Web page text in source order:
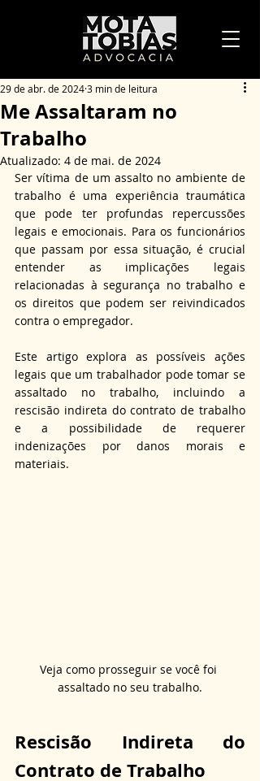
Me Assaltaram no
Trabalho
29 de abr. de 20243 min de leitura
Atualizado: 4 de mai. de 2024
Ser vítima de um assalto no ambiente de
trabalho é uma experiência traumática
que pode ter profundas repercussões
legais e emocionais. Para os funcionários
que passam por essa situação, é crucial
entender as implicações legais
relacionadas à segurança no trabalho e
os direitos que podem ser reivindicados
contra o empregador.
Este artigo explora as possíveis ações
legais que um trabalhador pode tomar se
assaltado no trabalho, incluindo a
rescisão indireta do contrato de trabalho
e a possibilidade de requerer
indenizações por danos morais e
materiais.
Veja como prosseguir se você foi
assaltado no seu trabalho.
Rescisão Indireta do
Contrato de Trabalho